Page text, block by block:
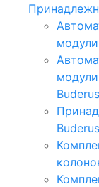
Buderus
Buderus